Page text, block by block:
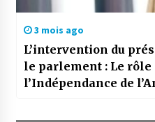
3 mois ago
L’intervention du
le parlement : Le rôle
l’Indépendance de